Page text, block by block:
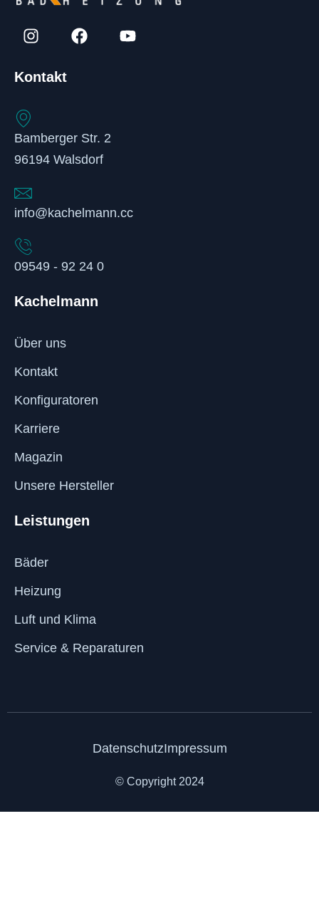
Kontakt
Bamberger Str. 2
96194 Walsdorf
info@kachelmann.cc
09549 - 92 24 0
Kachelmann
Über uns
Kontakt
Konfiguratoren
Karriere
Magazin
Unsere Hersteller
Leistungen
Bäder
Heizung
Luft und Klima
Service & Reparaturen
DatenschutzImpressum
© Copyright 2024